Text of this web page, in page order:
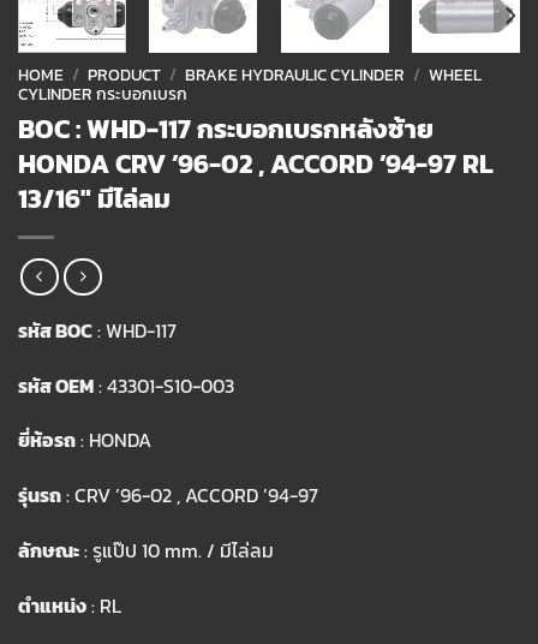
HOME / PRODUCT / BRAKE HYDRAULIC CYLINDER / WHEEL
CYLINDER กระบอกเบรก
BOC : WHD-117 กระบอกเบรกหลังซ้าย
HONDA CRV ’96-02 , ACCORD ’94-97 RL
13/16″ มีไล่ลม
รหัส BOC: WHD-117
รหัส OEM: 43301-S10-003
ยี่ห้อรถ: HONDA
รุ่นรถ: CRV ’96-02 , ACCORD ’94-97
ลักษณะ: รูแป๊ป 10 mm. / มีไล่ลม
ตำแหน่ง: RL